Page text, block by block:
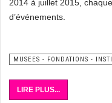
2014 à juillet 2015,
d’événements.
MUSEES - FONDATIONS -
LIRE PLUS...